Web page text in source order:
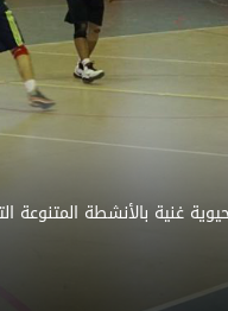
غنية بالأنشطة